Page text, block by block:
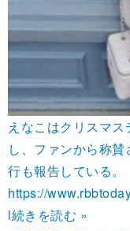
えなこはクリスマ
し、ファンから称
行も報告している。
https://
l続きを読む »